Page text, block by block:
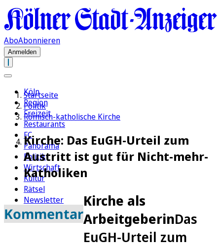
AboAbonnieren
Anmelden
Köln
Region
Freizeit
Restaurants
FC
Panorama
Politik
Wirtschaft
Kultur
Rätsel
Newsletter
E-Paper
Startseite
Politik
Römisch-katholische Kirche
Kirche: Das EuGH-Urteil zum
Austritt ist gut für Nicht-mehr-
Katholiken
Kommentar
Kirche als
ArbeitgeberinDas
EuGH-Urteil zum